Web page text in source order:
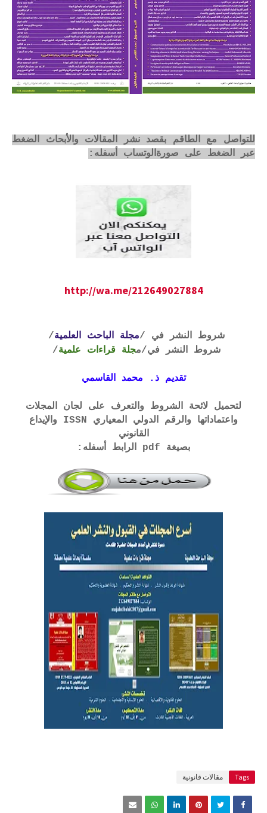
للتواصل مع الطاقم بقصد نشر المقالات والأبحاث الضغط
عبر الضغط على صورةالوتساب أسفله:
http://wa.me/212649027884
شروط النشر في /مجلة الباحث العلمية/
شروط النشر في/مجلة قراءات علمية/
تقديم ذ. محمد القاسمي
لتحميل لائحة الشروط والتعرف على لجان المجلات
واعتماداتها والرقم الدولي المعياري ISSN والإيداع
القانوني
بصيغة pdf الرابط أسفله:
Tags مقالات قانونية